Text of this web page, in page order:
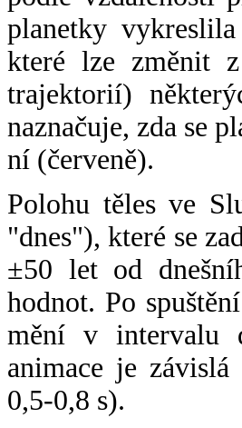
planetky
které lze změnit
trajektorií)
naznačuje, zda se
ní (červeně).
Polohu těles ve
"dnes"), které se
±50 let od
hodnot. Po
mění v intervalu
animace je
0,5-0,8 s).